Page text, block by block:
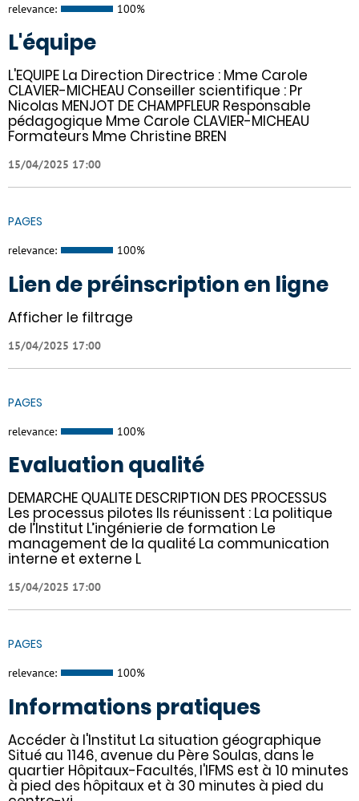
relevance: 100%
L'équipe
L'EQUIPE La Direction Directrice : Mme Carole
CLAVIER-MICHEAU Conseiller scientifique : Pr
Nicolas MENJOT DE CHAMPFLEUR Responsable
pédagogique Mme Carole CLAVIER-MICHEAU
Formateurs Mme Christine BREN
15/04/2025 17:00
PAGES
relevance: 100%
Lien de préinscription en ligne
Afficher le filtrage
15/04/2025 17:00
PAGES
relevance: 100%
Evaluation qualité
DEMARCHE QUALITE DESCRIPTION DES PROCESSUS
Les processus pilotes Ils réunissent : La politique
de l’Institut L’ingénierie de formation Le
management de la qualité La communication
interne et externe L
15/04/2025 17:00
PAGES
relevance: 100%
Informations pratiques
Accéder à l'Institut La situation géographique
Situé au 1146, avenue du Père Soulas, dans le
quartier Hôpitaux-Facultés, l'IFMS est à 10 minutes
à pied des hôpitaux et à 30 minutes à pied du